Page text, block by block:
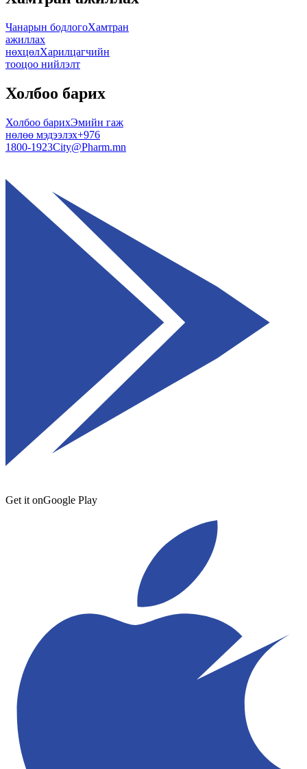
Чанарын бодлогоХамтран
ажиллах
нөхцөлХарилцагчийн
тооцоо нийлэлт
Холбоо барих
Холбоо барихЭмийн гаж
нөлөө мэдээлэх+976
1800-1923City@Pharm.mn
Get it onGoogle Play